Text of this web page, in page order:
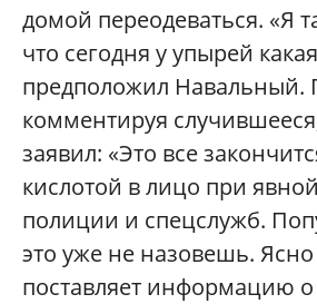
домой переодеваться. «Я
что сегодня у упырей
предположил Навальный.
комментируя
заявил: «Это все
кислотой в лицо при
полиции и спецслужб.
это уже не назовешь. Ясно
поставляет информацию о